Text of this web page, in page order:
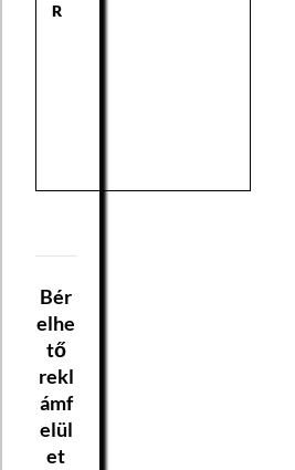
R
Bér
elhe
tő
rekl
ámf
elül
et